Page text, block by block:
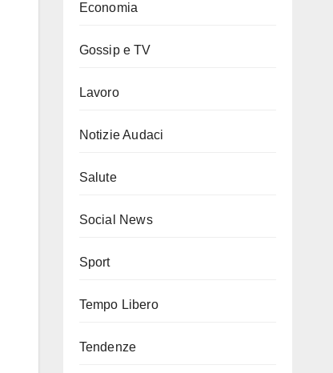
Economia
Gossip e TV
Lavoro
Notizie Audaci
Salute
Social News
Sport
Tempo Libero
Tendenze